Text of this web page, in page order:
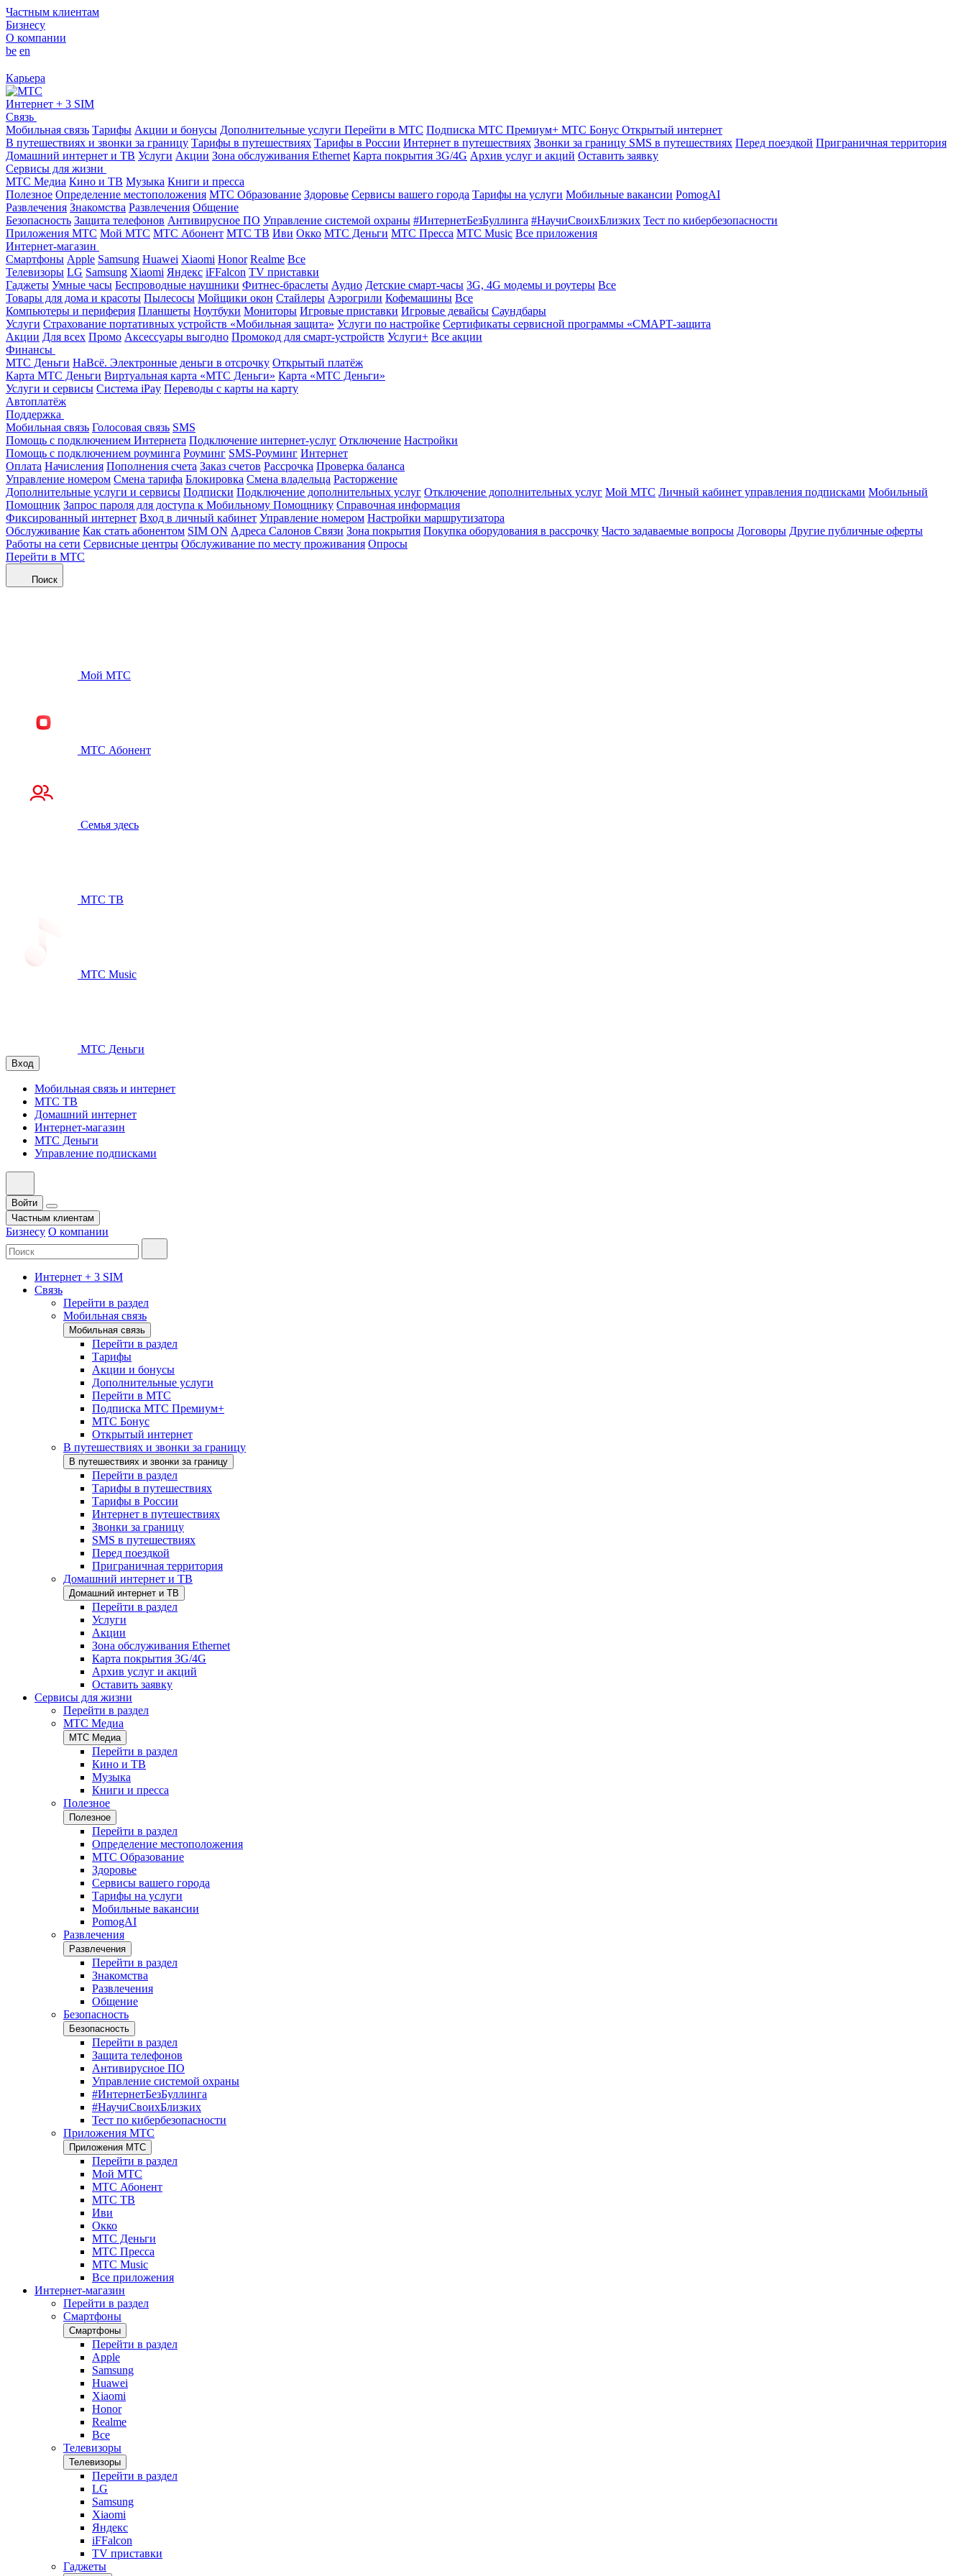
Частным клиентам
Бизнесу
О компании
be en
Карьера
Интернет + 3 SIM
Связь
Мобильная связь Тарифы Акции и бонусы Дополнительные услуги Перейти в МТС Подписка МТС Премиум+ МТС Бонус Открытый интернет
В путешествиях и звонки за границу Тарифы в путешествиях Тарифы в России Интернет в путешествиях Звонки за границу SMS в путешествиях Перед поездкой Приграничная территория
Домашний интернет и ТВ Услуги Акции Зона обслуживания Ethernet Карта покрытия 3G/4G Архив услуг и акций Оставить заявку
Сервисы для жизни
МТС Медиа Кино и ТВ Музыка Книги и пресса
Полезное Определение местоположения МТС Образование Здоровье Сервисы вашего города Тарифы на услуги Мобильные вакансии PomogAI
Развлечения Знакомства Развлечения Общение
Безопасность Защита телефонов Антивирусное ПО Управление системой охраны #ИнтернетБезБуллинга #НаучиСвоихБлизких Тест по кибербезопасности
Приложения МТС Мой МТС МТС Абонент МТС ТВ Иви Окко МТС Деньги МТС Пресса МТС Music Все приложения
Интернет-магазин
Смартфоны Apple Samsung Huawei Xiaomi Honor Realme Все
Телевизоры LG Samsung Xiaomi Яндекс iFFalcon TV приставки
Гаджеты Умные часы Беспроводные наушники Фитнес-браслеты Аудио Детские смарт-часы 3G, 4G модемы и роутеры Все
Товары для дома и красоты Пылесосы Мойщики окон Стайлеры Аэрогрили Кофемашины Все
Компьютеры и периферия Планшеты Ноутбуки Мониторы Игровые приставки Игровые девайсы Саундбары
Услуги Страхование портативных устройств «Мобильная защита» Услуги по настройке Сертификаты сервисной программы «СМАРТ-защита
Акции Для всех Промо Аксессуары выгодно Промокод для смарт-устройств Услуги+ Все акции
Финансы
МТС Деньги НаВсё. Электронные деньги в отсрочку Открытый платёж
Карта МТС Деньги Виртуальная карта «МТС Деньги» Карта «МТС Деньги»
Услуги и сервисы Система iPay Переводы с карты на карту
Автоплатёж
Поддержка
Мобильная связь Голосовая связь SMS
Помощь с подключением Интернета Подключение интернет-услуг Отключение Настройки
Помощь с подключением роуминга Роуминг SMS-Роуминг Интернет
Оплата Начисления Пополнения счета Заказ счетов Рассрочка Проверка баланса
Управление номером Смена тарифа Блокировка Смена владельца Расторжение
Дополнительные услуги и сервисы Подписки Подключение дополнительных услуг Отключение дополнительных услуг Мой МТС Личный кабинет управления подписками Мобильный
Помощник Запрос пароля для доступа к Мобильному Помощнику Справочная информация
Фиксированный интернет Вход в личный кабинет Управление номером Настройки маршрутизатора
Обслуживание Как стать абонентом SIM ON Адреса Салонов Связи Зона покрытия Покупка оборудования в рассрочку Часто задаваемые вопросы Договоры Другие публичные оферты
Работы на сети Сервисные центры Обслуживание по месту проживания Опросы
Перейти в МТС
Поиск
Мой МТС
МТС Абонент
Семья здесь
МТС ТВ
МТС Music
МТС Деньги
Вход
Мобильная связь и интернет
МТС ТВ
Домашний интернет
Интернет-магазин
МТС Деньги
Управление подписками
Войти
Частным клиентам
Бизнесу О компании
Интернет + 3 SIM
Связь
Перейти в раздел
Мобильная связь
Мобильная связь
Перейти в раздел
Тарифы
Акции и бонусы
Дополнительные услуги
Перейти в МТС
Подписка МТС Премиум+
МТС Бонус
Открытый интернет
В путешествиях и звонки за границу
В путешествиях и звонки за границу
Перейти в раздел
Тарифы в путешествиях
Тарифы в России
Интернет в путешествиях
Звонки за границу
SMS в путешествиях
Перед поездкой
Приграничная территория
Домашний интернет и ТВ
Домашний интернет и ТВ
Перейти в раздел
Услуги
Акции
Зона обслуживания Ethernet
Карта покрытия 3G/4G
Архив услуг и акций
Оставить заявку
Сервисы для жизни
Перейти в раздел
МТС Медиа
МТС Медиа
Перейти в раздел
Кино и ТВ
Музыка
Книги и пресса
Полезное
Полезное
Перейти в раздел
Определение местоположения
МТС Образование
Здоровье
Сервисы вашего города
Тарифы на услуги
Мобильные вакансии
PomogAI
Развлечения
Развлечения
Перейти в раздел
Знакомства
Развлечения
Общение
Безопасность
Безопасность
Перейти в раздел
Защита телефонов
Антивирусное ПО
Управление системой охраны
#ИнтернетБезБуллинга
#НаучиСвоихБлизких
Тест по кибербезопасности
Приложения МТС
Приложения МТС
Перейти в раздел
Мой МТС
МТС Абонент
МТС ТВ
Иви
Окко
МТС Деньги
МТС Пресса
МТС Music
Все приложения
Интернет-магазин
Перейти в раздел
Смартфоны
Смартфоны
Перейти в раздел
Apple
Samsung
Huawei
Xiaomi
Honor
Realme
Все
Телевизоры
Телевизоры
Перейти в раздел
LG
Samsung
Xiaomi
Яндекс
iFFalcon
TV приставки
Гаджеты